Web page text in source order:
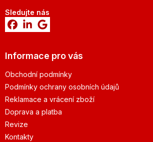
Sledujte nás
Informace pro vás
Obchodní podmínky
Podmínky ochrany osobních údajů
Reklamace a vrácení zboží
Doprava a platba
Revize
Kontakty